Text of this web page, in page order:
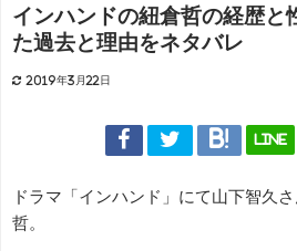
インハンドの紐倉哲の経歴と
た過去と理由をネタバレ
2019年3月22日
LINE
ドラマ「インハンド」にて山下智久
哲。